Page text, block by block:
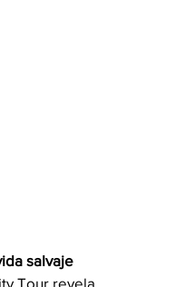
salvaje
Tour revela